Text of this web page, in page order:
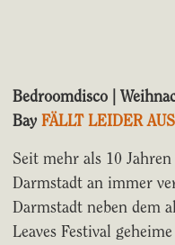
Bedroomdisco |
BayFÄLLT LEIDER
Seit mehr als 10
Darmstadt an immer
Darmstadt neben dem
Leaves Festival